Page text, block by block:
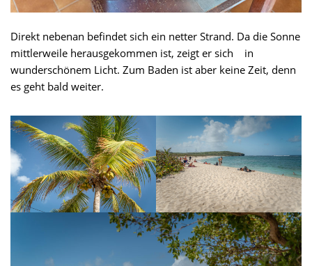
Direkt nebenan befindet sich ein netter Strand. Da die Sonne
mittlerweile herausgekommen ist, zeigt er sich in
wunderschönem Licht. Zum Baden ist aber keine Zeit, denn
es geht bald weiter.